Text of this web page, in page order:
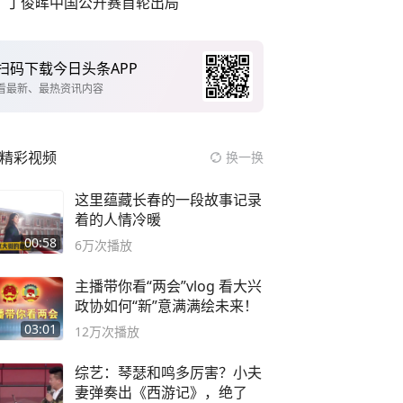
码下载今日头条APP
最新、最热资讯内容
精彩视频 换一换
00:58
这里蕴藏长春的一段故事记录
着的人情冷暖
6万次播放
03:01
主播带你看“两会”vlog 看大兴
政协如何“新”意满满绘未来！
12万次播放
综艺：琴瑟和鸣多厉害？小夫
妻弹奏出《西游记》，绝了